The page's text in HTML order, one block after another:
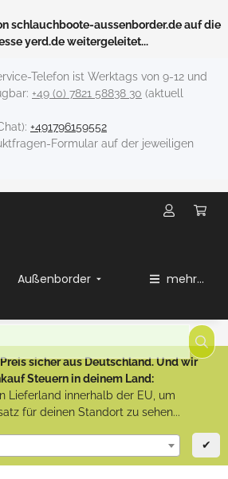
schlauchboote-aussenborder.de auf die
yerd.de weitergeleitet...
Telefon ist Werktags von 9-12 und
+49 (0) 7821 58838 30 (aktuell
+491796159552
Formular auf der jeweiligen
Außenborder mehr...
sicher aus Deutschland. Und wir
Steuern in deinem Land:
Lieferland innerhalb der EU, um
für deinen Standort zu sehen...
✔